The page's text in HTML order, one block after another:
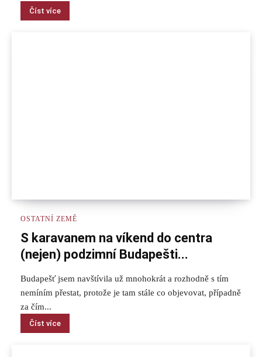
Číst více
OSTATNÍ ZEMĚ
S karavanem na víkend do centra
(nejen) podzimní Budapešti...
Budapešť jsem navštívila už mnohokrát a rozhodně s tím
nemíním přestat, protože je tam stále co objevovat, případně
za čím...
Číst více